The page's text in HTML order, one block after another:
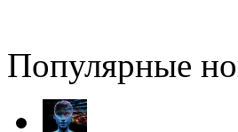
Популярные